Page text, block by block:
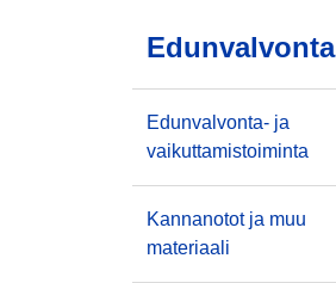
Edunvalvonta
Edunvalvonta- ja
vaikuttamistoiminta
Kannanotot ja muu
materiaali